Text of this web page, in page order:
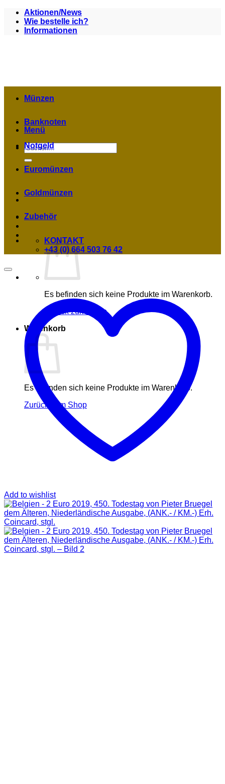
Zum
Inhalt
springen
Aktionen/News
Wie bestelle ich?
Informationen
Menü
Suchen
nach:
Es befinden sich keine Produkte im Warenkorb.
Zurück zum Shop
Warenkorb
Es befinden sich keine Produkte im Warenkorb.
Zurück zum Shop
Münzen
Banknoten
Notgeld
Euromünzen
Goldmünzen
Zubehör
KONTAKT
+43 (0) 664 503 76 42
Add to wishlist